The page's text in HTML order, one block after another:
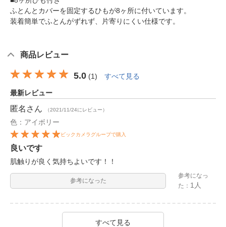
ふとんとカバーを固定するひもが8ヶ所に付いています。
装着簡単でふとんがずれず、片寄りにくい仕様です。
商品レビュー
5.0 (1) すべて見る
最新レビュー
匿名 さん （2021/11/24にレビュー）
色：アイボリー
ビックカメラグループで購入
良いです
肌触りが良く気持ちよいです！！
参考になった
参考になっ
た： 1人
すべて見る